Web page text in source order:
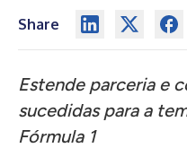
Share
Estende parceria e
sucedidas para a
Fórmula 1